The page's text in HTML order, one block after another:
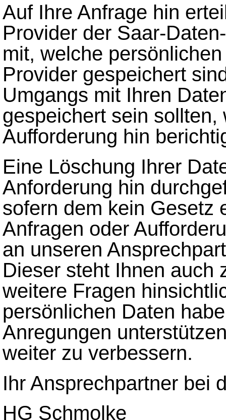
Auf Ihre Anfrage hin
Provider der Saar-
mit, welche
Provider gespeichert
Umgangs mit Ihren
gespeichert sein
Aufforderung hin
Eine Löschung Ihrer
Anforderung hin
sofern dem kein Gesetz
Anfragen oder
an unseren
Dieser steht Ihnen auch
weitere Fragen
persönlichen Daten
Anregungen
weiter zu verbessern.
Ihr Ansprechpartner bei
HG Schmolke